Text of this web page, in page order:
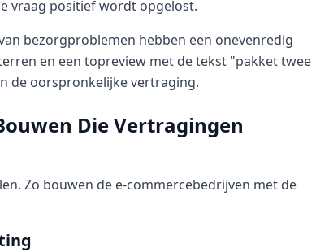
vraag positief wordt opgelost.
bezorgproblemen hebben een onevenredig
en een topreview met de tekst "pakket twee
de oorspronkelijke vertraging.
Die Vertragingen
Zo bouwen de e-commercebedrijven met de